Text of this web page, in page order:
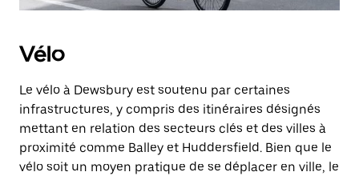
Vélo
Le vélo à Dewsbury est soutenu par certaines
infrastructures, y compris des itinéraires désignés
mettant en relation des secteurs clés et des villes à
proximité comme Balley et Huddersfield. Bien que le
vélo soit un moyen pratique de se déplacer en ville, le